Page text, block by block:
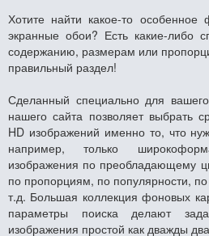
Хотите найти какое-то
экранные обои? Есть какие-либо
содержанию, размерам или
правильный раздел!
Сделанный специально для
нашего сайта позволяет выбрать
HD изображений именно то, что
например, только
изображения по преобладающему
по пропорциям, по популярности,
т.д. Большая коллекция фоновых
параметры поиска делают
изображения простой как дважды